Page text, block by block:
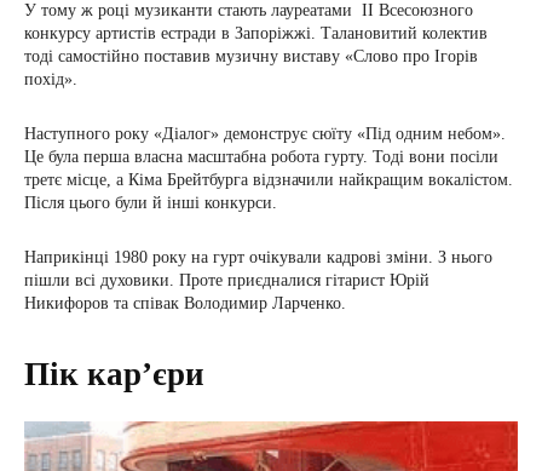
У тому ж році музиканти стають лауреатами II Всесоюзного
конкурсу артистів естради в Запоріжжі. Талановитий колектив
тоді самостійно поставив музичну виставу «Слово про Ігорів
похід».
Наступного року «Діалог» демонструє сюїту «Під одним небом».
Це була перша власна масштабна робота гурту. Тоді вони посіли
третє місце, а Кіма Брейтбурга відзначили найкращим вокалістом.
Після цього були й інші конкурси.
Наприкінці 1980 року на гурт очікували кадрові зміни. З нього
пішли всі духовики. Проте приєдналися гітарист Юрій
Никифоров та співак Володимир Ларченко.
Пік кар’єри